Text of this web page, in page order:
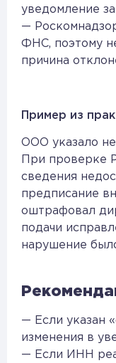
уведомление
—
ФНС, поэтому
причина
Пример из
ООО указало
При проверке
сведения
предписание
оштрафовал
подачи
нарушение
— Если указан
изменения в
— Если ИНН